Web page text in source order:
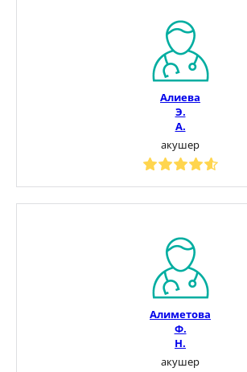
Алиева
Э.
А.
акушер
Алиметова
Ф.
Н.
акушер